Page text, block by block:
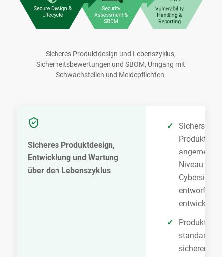
Sicheres Produktdesign und Lebenszyklus,
Sicherheitsbewertungen und SBOM, Umgang mit
Schwachstellen und Meldepflichten.
Sicheres Produktdesign,
Entwicklung und Wartung
über den Lebenszyklus
Produkte
Niveau an
entworfen
entwickelt
Produkte
sicheren